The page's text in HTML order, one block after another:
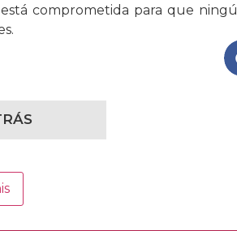
comprometida para que